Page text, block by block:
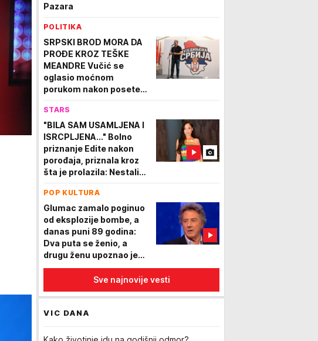
Pazara
POLITIKA
SRPSKI BROD MORA DA
PROĐE KROZ TEŠKE
MEANDRE Vučić se
oglasio moćnom
porukom nakon posete
ne igramo sa sudbinom
svoje zemlje
STARS
"BILA SAM USAMLJENA I
ISRCPLJENA..." Bolno
priznanje Edite nakon
porođaja, priznala kroz
šta je prolazila: Nestali
POP KULTURA
Glumac zamalo poginuo
od eksplozije bombe, a
danas puni 89 godina:
Dva puta se ženio, a
drugu ženu upoznao je
kada je imala 10 godina!
Sve najnovije vesti
VIC DANA